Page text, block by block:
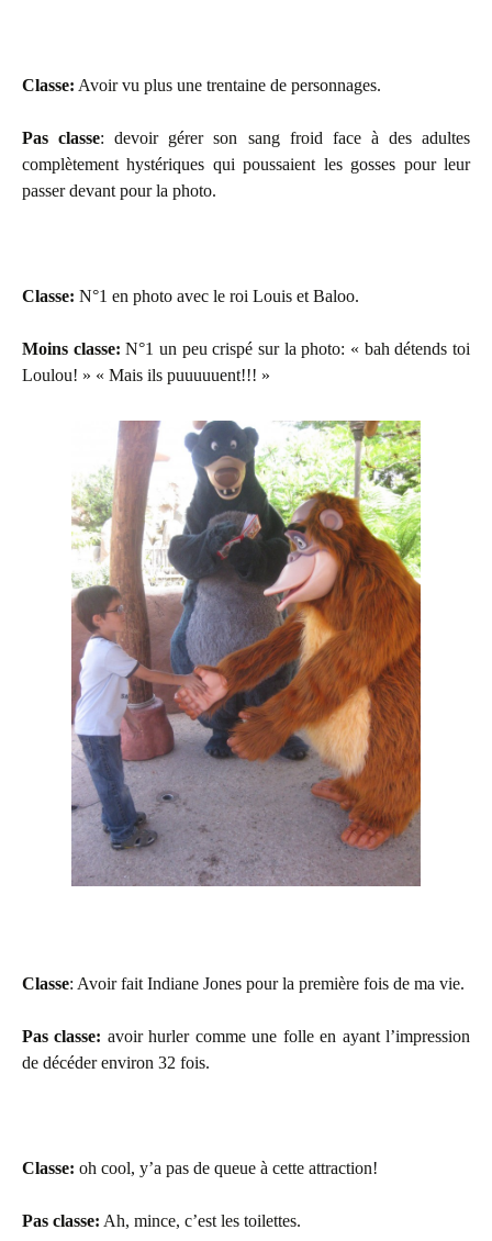
Classe: Avoir vu plus une trentaine de personnages.
Pas classe: devoir gérer son sang froid face à des adultes
complètement hystériques qui poussaient les gosses pour leur
passer devant pour la photo.
Classe: N°1 en photo avec le roi Louis et Baloo.
Moins classe: N°1 un peu crispé sur la photo: « bah détends toi
Loulou! » « Mais ils puuuuuent!!! »
Classe: Avoir fait Indiane Jones pour la première fois de ma vie.
Pas classe: avoir hurler comme une folle en ayant l’impression
de décéder environ 32 fois.
Classe: oh cool, y’a pas de queue à cette attraction!
Pas classe: Ah, mince, c’est les toilettes.